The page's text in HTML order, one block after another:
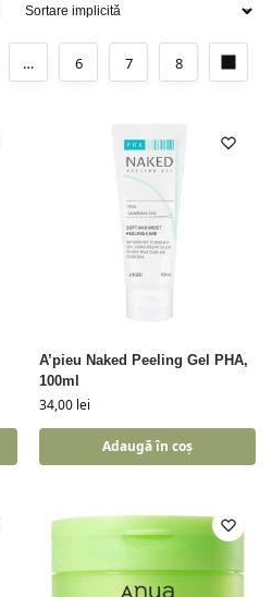
… 6 7 8
A’pieu Naked Peeling Gel PHA,
100ml
34,00 lei
Adaugă în coș